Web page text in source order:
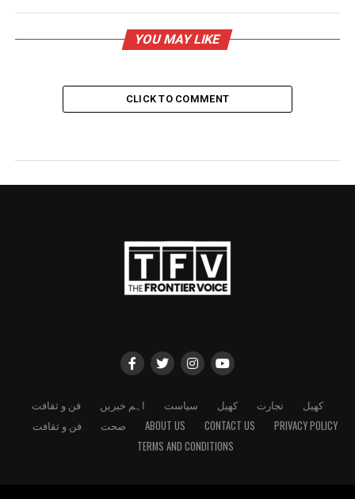
YOU MAY LIKE
CLICK TO COMMENT
فن و ثقافت اہم خبریں سیاست کھیل تجارت
کھیل
فن و ثقافت
صحت ABOUT US CONTACT US
PRIVACY POLICY
TERMS AND CONDITIONS